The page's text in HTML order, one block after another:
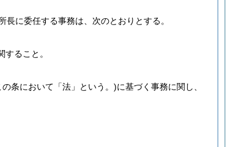
に委任する事務は、次のとおりとする。
ること。
条において「法」という。)に基づく事務に関し、